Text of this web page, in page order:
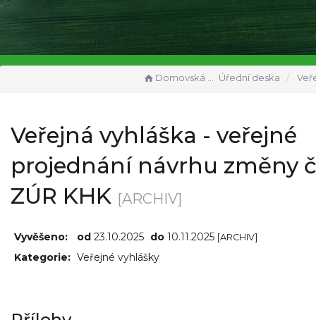
Domovská stránka Úřední deska Veřejná vyhláška -
Veřejná vyhláška - veřejné
projednání návrhu změny
ZÚR KHK [ARCHIV]
Vyvěšeno: od 23.10.2025 do 10.11.2025 [ARCHIV]
Kategorie: Veřejné vyhlášky